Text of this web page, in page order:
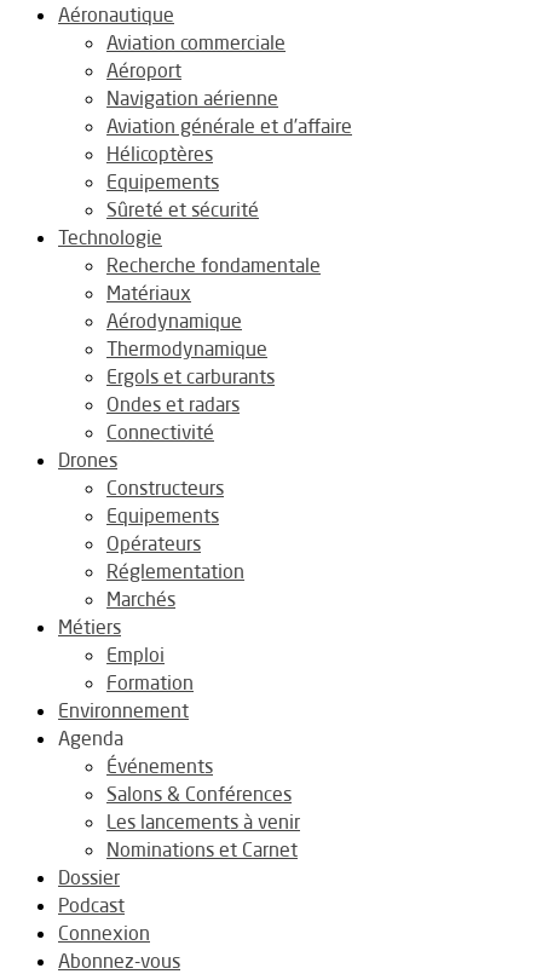
Aéronautique
Aviation commerciale
Aéroport
Navigation aérienne
Aviation générale et d’affaire
Hélicoptères
Equipements
Sûreté et sécurité
Technologie
Recherche fondamentale
Matériaux
Aérodynamique
Thermodynamique
Ergols et carburants
Ondes et radars
Connectivité
Drones
Constructeurs
Equipements
Opérateurs
Réglementation
Marchés
Métiers
Emploi
Formation
Environnement
Agenda
Événements
Salons & Conférences
Les lancements à venir
Nominations et Carnet
Dossier
Podcast
Connexion
Abonnez-vous